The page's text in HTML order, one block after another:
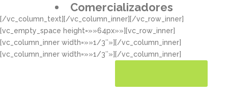
Comercializadores
[/vc_column_text][/vc_column_inner][/vc_row_inner]
[vc_empty_space height=»»64px»»][vc_row_inner]
[vc_column_inner width=»»1/3″»][/vc_column_inner]
[vc_column_inner width=»»1/3″»][/vc_column_inner]